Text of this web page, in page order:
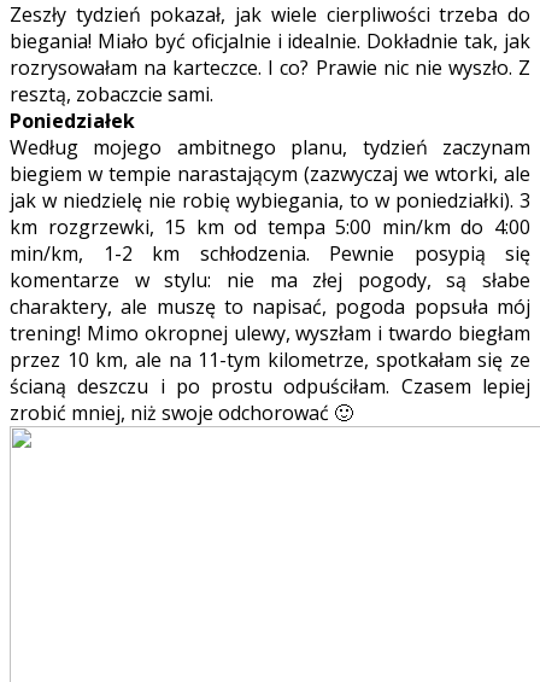
Zeszły tydzień pokazał, jak wiele cierpliwości trzeba do
biegania! Miało być oficjalnie i idealnie. Dokładnie tak, jak
rozrysowałam na karteczce. I co? Prawie nic nie wyszło. Z
resztą, zobaczcie sami.
Poniedziałek
Według mojego ambitnego planu, tydzień zaczynam
biegiem w tempie narastającym (zazwyczaj we wtorki, ale
jak w niedzielę nie robię wybiegania, to w poniedziałki). 3
km rozgrzewki, 15 km od tempa 5:00 min/km do 4:00
min/km, 1-2 km schłodzenia. Pewnie posypią się
komentarze w stylu: nie ma złej pogody, są słabe
charaktery, ale muszę to napisać, pogoda popsuła mój
trening! Mimo okropnej ulewy, wyszłam i twardo biegłam
przez 10 km, ale na 11-tym kilometrze, spotkałam się ze
ścianą deszczu i po prostu odpuściłam. Czasem lepiej
zrobić mniej, niż swoje odchorować 🙂